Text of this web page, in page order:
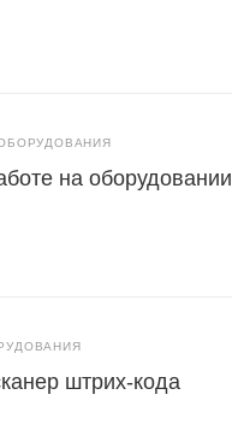
на оборудовании
штрих-кода